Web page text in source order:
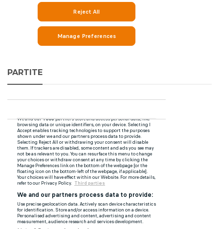
PARTITE